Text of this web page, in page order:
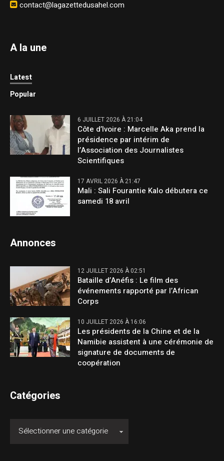
contact@lagazettedusahel.com
A la une
Latest
Popular
6 JUILLET 2026 À 21:04
Côte d’Ivoire : Marcelle Aka prend la
présidence par intérim de
l’Association des Journalistes
Scientifiques
17 AVRIL 2026 À 21:47
Mali : Sali Fourantie Kalo débutera ce
samedi 18 avril
Annonces
12 JUILLET 2026 À 02:51
Bataille d’Anéfis : Le film des
événements rapporté par l’African
Corps
10 JUILLET 2026 À 16:06
Les présidents de la Chine et de la
Namibie assistent à une cérémonie de
signature de documents de
coopération
Catégories